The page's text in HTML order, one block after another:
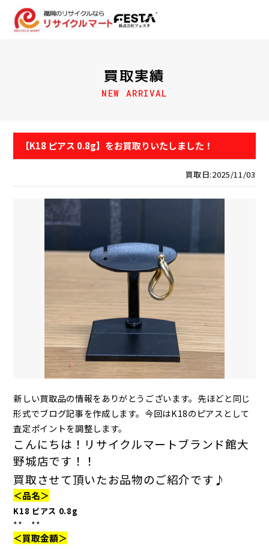
買取実績
NEW ARRIVAL
【K18 ピアス 0.8g】をお買取りいたしました！
買取日:2025/11/03
新しい買取品の情報をありがとうございます。先ほどと同じ
形式でブログ記事を作成します。今回はK18のピアスとして
査定ポイントを調整します。
こんにちは！リサイクルマートブランド館大
野城店です！！
買取させて頂いたお品物のご紹介です♪
＜品名＞
K18 ピアス 0.8g
** **
＜買取金額＞